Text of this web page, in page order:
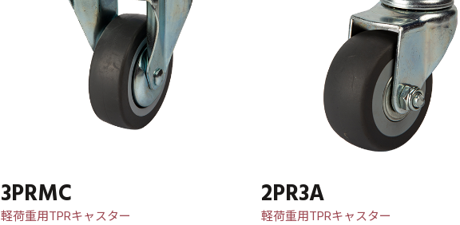
3PRMC
軽荷重用TPRキャスター
2PR3A
軽荷重用TPRキャスター